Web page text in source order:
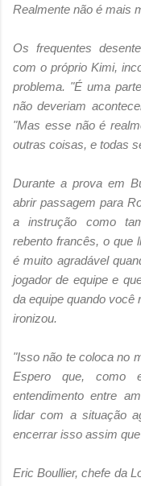
Realmente não é mais
Os frequentes
com o próprio Kimi,
problema. "É uma
não deveriam
"Mas esse não é
outras coisas, e todas
Durante a prova em
abrir passagem para
a instrução como
rebento francês, o que
é muito agradável
jogador de equipe e
da equipe quando você
ironizou.
"Isso não te coloca no
Espero que, como
entendimento entre
lidar com a situação
encerrar isso assim
Eric Boullier, chefe da